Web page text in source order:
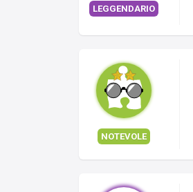
LEGGENDARIO
NOTEVOLE